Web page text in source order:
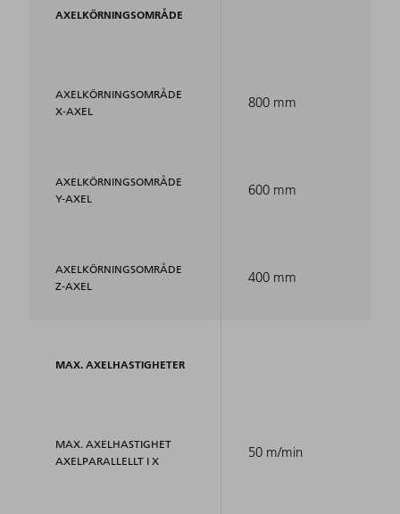
AXELKÖRNINGSOMRÅDE
AXELKÖRNINGSOMRÅDE
X-AXEL
AXELKÖRNINGSOMRÅDE
Y-AXEL
AXELKÖRNINGSOMRÅDE
Z-AXEL
MAX. AXELHASTIGHETER
MAX. AXELHASTIGHET
AXELPARALLELLT I X
800 mm
600 mm
400 mm
50 m/min